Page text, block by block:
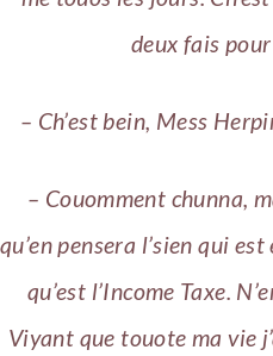
deux fais
– Ch’est bein, Mess
– Couomment chunna,
qu’en pensera l’sien qui
qu’est l’Income Taxe.
Viyant que touote ma vie